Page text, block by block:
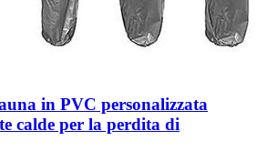
in PVC personalizzata
calde per la perdita di